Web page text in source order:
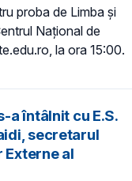
proba de Limba şi
Național de
la ora 15:00.
a întâlnit cu E.S.
secretarul
al